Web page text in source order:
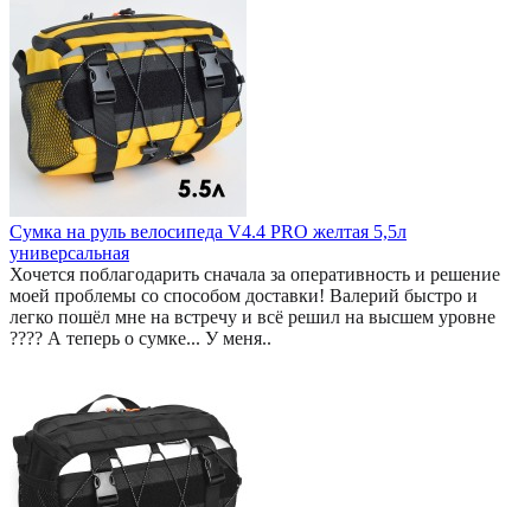
Сумка на руль велосипеда V4.4 PRO желтая 5,5л
универсальная
Хочется поблагодарить сначала за оперативность и решение
моей проблемы со способом доставки! Валерий быстро и
легко пошёл мне на встречу и всё решил на высшем уровне
???? А теперь о сумке... У меня..